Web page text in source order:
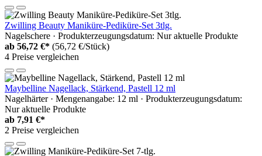
Zwilling Beauty Maniküre-Pediküre-Set 3tlg.
Nagelschere · Produkterzeugungsdatum: Nur aktuelle Produkte
ab 56,72 €* (56,72 €/Stück)
4 Preise vergleichen
Maybelline Nagellack, Stärkend, Pastell 12 ml
Nagelhärter · Mengenangabe: 12 ml · Produkterzeugungsdatum:
Nur aktuelle Produkte
ab 7,91 €*
2 Preise vergleichen